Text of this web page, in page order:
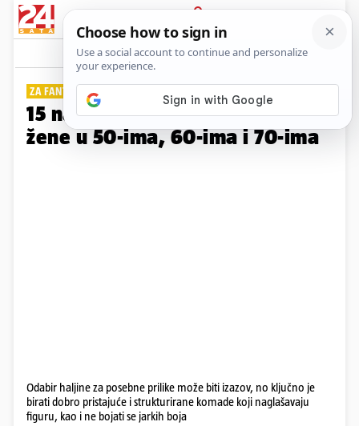
PRIJAVA
Galerija Komentari
ZA FANTASTIČAN IZGLED
15 najboljih svečanih haljina za
žene u 50-ima, 60-ima i 70-ima
Odabir haljine za posebne prilike može biti izazov, no ključno je
birati dobro pristajuće i strukturirane komade koji naglašavaju
figuru, kao i ne bojati se jarkih boja